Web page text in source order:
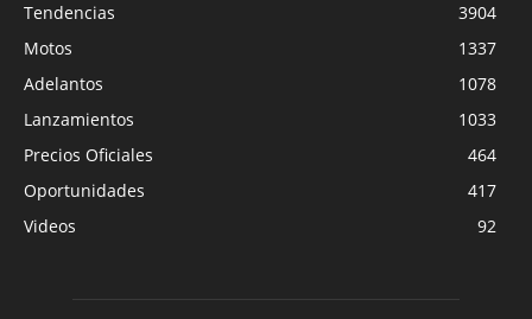
Tendencias
3904
Motos
1337
Adelantos
1078
Lanzamientos
1033
Precios Oficiales
464
Oportunidades
417
Videos
92